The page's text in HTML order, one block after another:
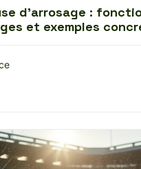
d’arrosage :
et exemples